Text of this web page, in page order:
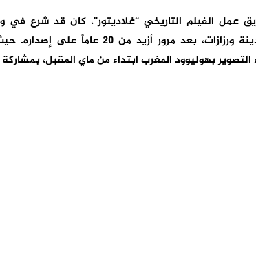
عمل الفيلم التاريخي “غلاديتور”، كان قد شرع
الثاني، بمدينة ورزازات، بعد مرور
التصوير بهوليوود المغرب ابتداء من ماي المقبل،